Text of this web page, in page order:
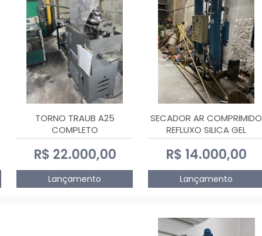
TORNO TRAUB A25
COMPLETO
R$ 22.000,00
Lançamento
SECADOR AR COMPRIMIDO
REFLUXO SILICA GEL
R$ 14.000,00
Lançamento